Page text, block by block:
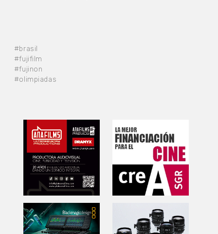
#brasil
#fujifilm
#fujinon
#olimpiadas